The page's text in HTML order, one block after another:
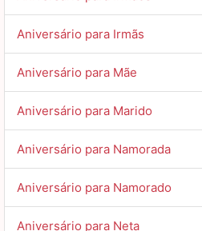
Aniversário para Irmãs
Aniversário para Mãe
Aniversário para Marido
Aniversário para Namorada
Aniversário para Namorado
Aniversário para Neta